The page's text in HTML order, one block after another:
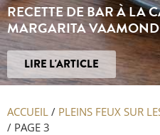
RECETTE DE BAR À LA
MARGARITA
LIRE L'ARTICLE
ACCUEIL / PLEINS FEUX SUR
/ PAGE 3